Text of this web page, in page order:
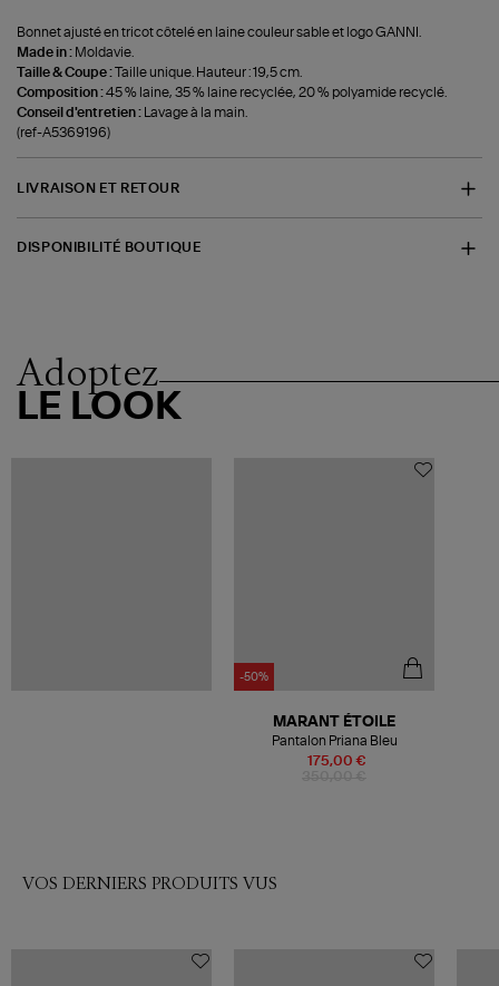
Bonnet ajusté en tricot côtelé en laine couleur sable et logo GANNI.
Made in : Moldavie.
Taille & Coupe :Taille unique. Hauteur : 19,5 cm.
Composition :45 % laine, 35 % laine recyclée, 20 % polyamide recyclé.
Conseil d'entretien :
Lavage à la main.
(ref-A5369196)
LIVRAISON ET RETOUR
DISPONIBILITÉ BOUTIQUE
Adoptez
LE LOOK
-50%
175,00 €
MARANT ÉTOILE
Pantalon Priana Bleu
VOS DERNIERS PRODUITS VUS